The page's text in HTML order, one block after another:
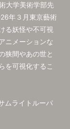
大学美術学部先
年３月東京藝術
る妖怪や不可視
ニメーションな
狭間やあの世と
を可視化するこ
ムライトルーパ